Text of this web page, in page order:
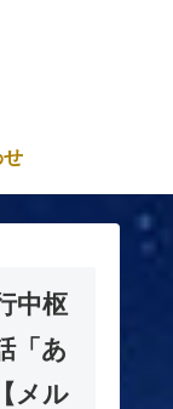
せ
中枢
「あ
メル